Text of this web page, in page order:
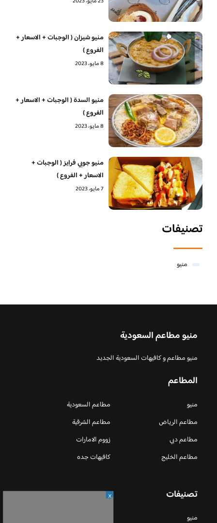
منيو شيزان ( الوجبات + الاسعار +
الفروع )
8 مايو، 2023
منيو السدة ( الوجبات + الاسعار +
الفروع )
8 مايو، 2023
منيو جوبي فرايز ( الوجبات +
الاسعار + الفروع )
7 مايو، 2023
تصنيفات
منيو
منيو مطاعم السعودية
منيو مطاعم و كافيهات السعودية الجديد
المطاعم
منيو
مطاعم السعودية
مطاعم الرياض
مطاعم الشرقية
مطاعم دبي
زووم الامارات
مطاعم الخليج
كافيهات جده
تصنيفات
منيو
X